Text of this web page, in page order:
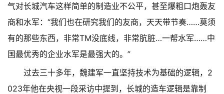
气对长城汽车这样简单的制造业不公平，甚至爆粗口炮轰友
商和水军：“我们也在研究我们的友商，天天带节奏……莫须
有的那些东西，非常TM没底线，非常肮脏…一帮水军……中
国最优秀的企业水军是最强大的。”
过去三十多年，魏建军一直坚持技术为基础的逻辑，2
023年他在央视一段采访中提到，长城的造车逻辑是靠制